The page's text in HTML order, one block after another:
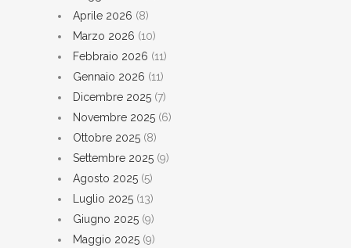
Aprile 2026 (8)
Marzo 2026 (10)
Febbraio 2026 (11)
Gennaio 2026 (11)
Dicembre 2025 (7)
Novembre 2025 (6)
Ottobre 2025 (8)
Settembre 2025 (9)
Agosto 2025 (5)
Luglio 2025 (13)
Giugno 2025 (9)
Maggio 2025 (9)